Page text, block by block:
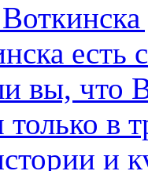
есть
вы, что
в
и